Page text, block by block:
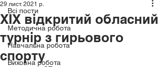
Всі пости
Методична робота
Навчальна робота
Виховна робота
ХІХ відкритий обласний
турнір з гирьового
спорту
29 лист. 2021 р.